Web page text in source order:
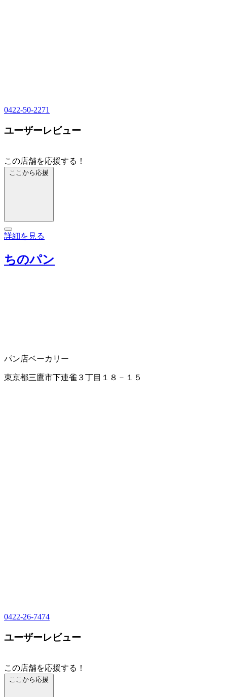
0422-50-2271
ユーザーレビュー
この店舗を応援する！
ここから応援
詳細を見る
ちのパン
パン店ベーカリー
東京都三鷹市下連雀３丁目１８－１５
0422-26-7474
ユーザーレビュー
この店舗を応援する！
ここから応援